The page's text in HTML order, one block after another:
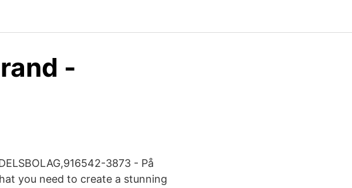
-
3873 - På
you need to create a stunning